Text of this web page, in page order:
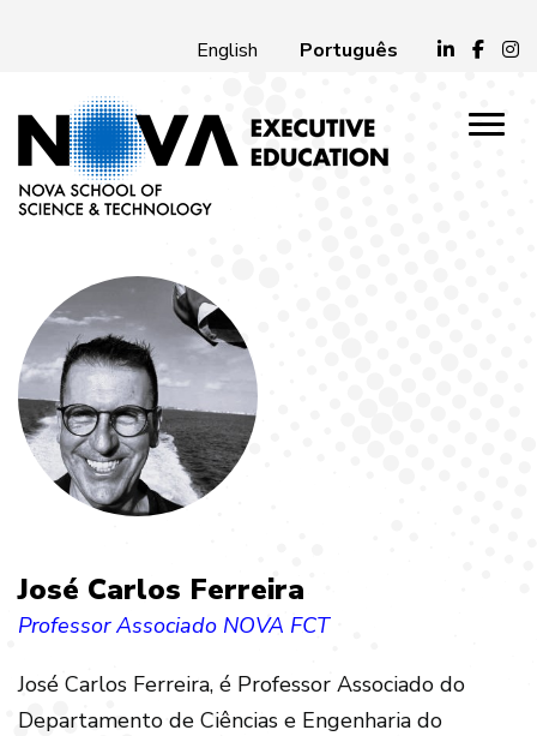
English Português
José Carlos Ferreira
Professor Associado NOVA FCT
José Carlos Ferreira, é Professor Associado do
Departamento de Ciências e Engenharia do